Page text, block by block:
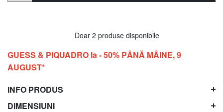
Doar 2 produse disponibile
GUESS & PIQUADRO la - 50% PÂNĂ MÂINE, 9
AUGUST*
INFO PRODUS
DIMENSIUNI